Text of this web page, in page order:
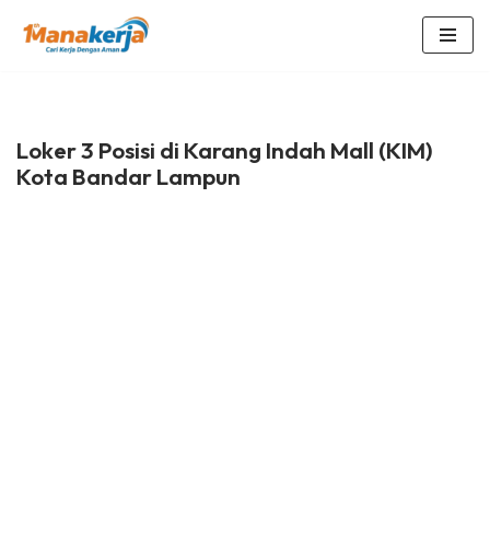
Loker 3 Posisi di Karang Indah Mall (KIM)
Kota Bandar Lampun